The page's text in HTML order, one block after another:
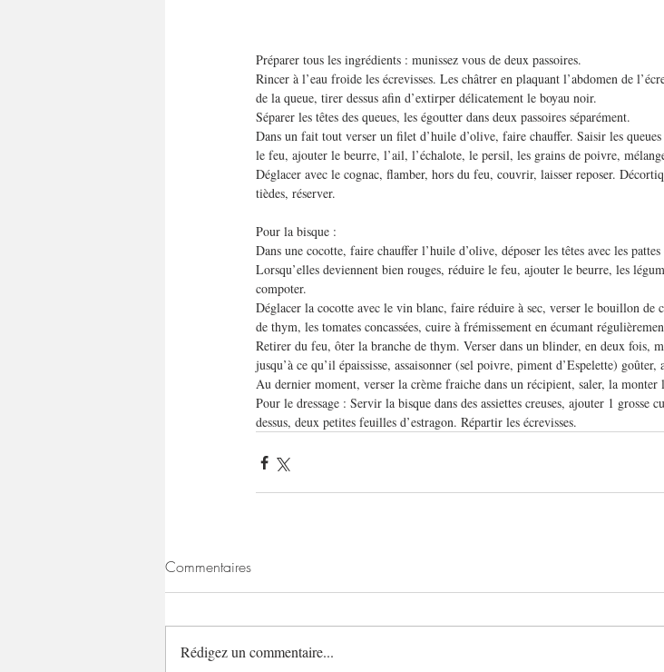
Préparer tous les ingrédients : munissez vous de deux passoires.
Rincer à l’eau froide les écrevisses. Les châtrer en plaquant l’abdomen de
de la queue, tirer dessus afin d’extirper délicatement le boyau noir.
Séparer les têtes des queues, les égoutter dans deux passoires séparément.
Dans un fait tout verser un filet d’huile d’olive, faire chauffer. Saisir les queues
le feu, ajouter le beurre, l’ail, l’échalote, le persil, les grains de poivre,
Déglacer avec le cognac, flamber, hors du feu, couvrir, laisser reposer.
tièdes, réserver.
Pour la bisque :
Dans une cocotte, faire chauffer l’huile d’olive, déposer les têtes avec les
Lorsqu’elles deviennent bien rouges, réduire le feu, ajouter le beurre, les
compoter.
Déglacer la cocotte avec le vin blanc, faire réduire à sec, verser le bouillon de
de thym, les tomates concassées, cuire à frémissement en écumant
Retirer du feu, ôter la branche de thym. Verser dans un blinder, en deux fois,
jusqu’à ce qu’il épaississe, assaisonner (sel poivre, piment d’Espelette)
Au dernier moment, verser la crème fraiche dans un récipient, saler, la monter
Pour le dressage : Servir la bisque dans des assiettes creuses, ajouter 1 grosse
dessus, deux petites feuilles d’estragon. Répartir les écrevisses.
Commentaires
Rédigez un commentaire...